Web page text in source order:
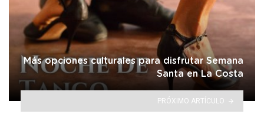
Más opciones culturales para disfrutar Semana
Santa en La Costa
PRÓXIMO ARTÍCULO